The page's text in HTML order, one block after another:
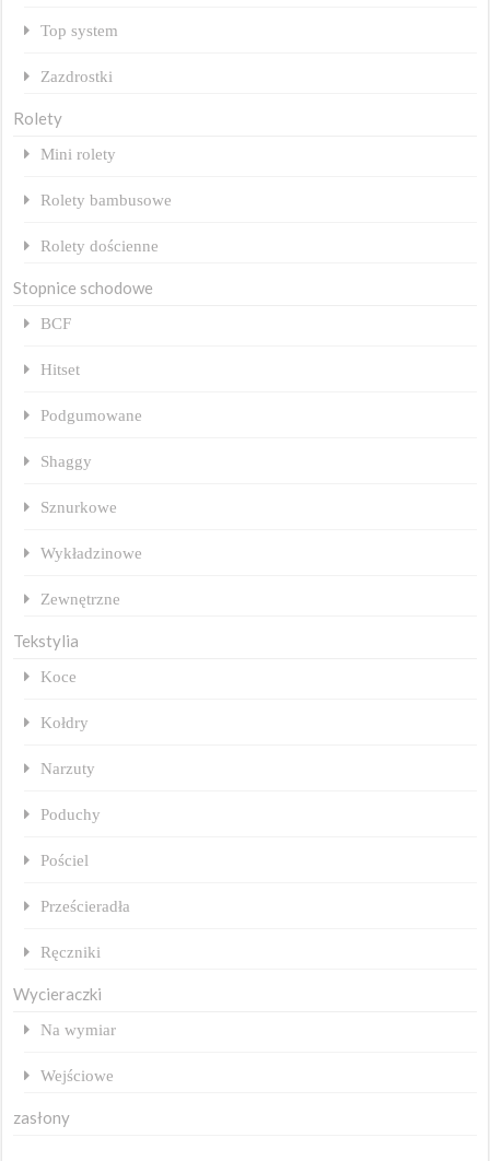
Top system
Zazdrostki
Rolety
Mini rolety
Rolety bambusowe
Rolety dościenne
Stopnice schodowe
BCF
Hitset
Podgumowane
Shaggy
Sznurkowe
Wykładzinowe
Zewnętrzne
Tekstylia
Koce
Kołdry
Narzuty
Poduchy
Pościel
Prześcieradła
Ręczniki
Wycieraczki
Na wymiar
Wejściowe
zasłony